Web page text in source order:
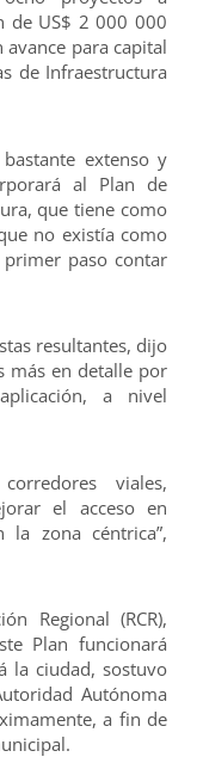
de US$ 2 000 000
para capital
de Infraestructura
extenso y
al Plan de
que tiene como
no existía como
paso contar
resultantes, dijo
más en detalle por
a nivel
viales,
el acceso en
zona céntrica”,
Regional (RCR),
Plan funcionará
la ciudad, sostuvo
Autónoma
a fin de